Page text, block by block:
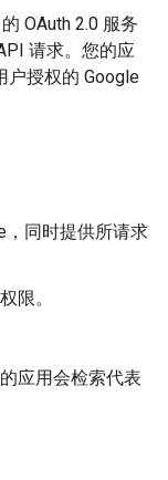
OAuth 2.0 服务
请求。您的应
户授权的 Google
，同时提供所请求
限。
应用会检索代表